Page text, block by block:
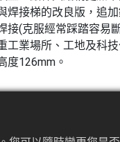
焊接梯的改良版，追
接(克服經常踩踏容易
工業場所、工地及科技
度126mm。